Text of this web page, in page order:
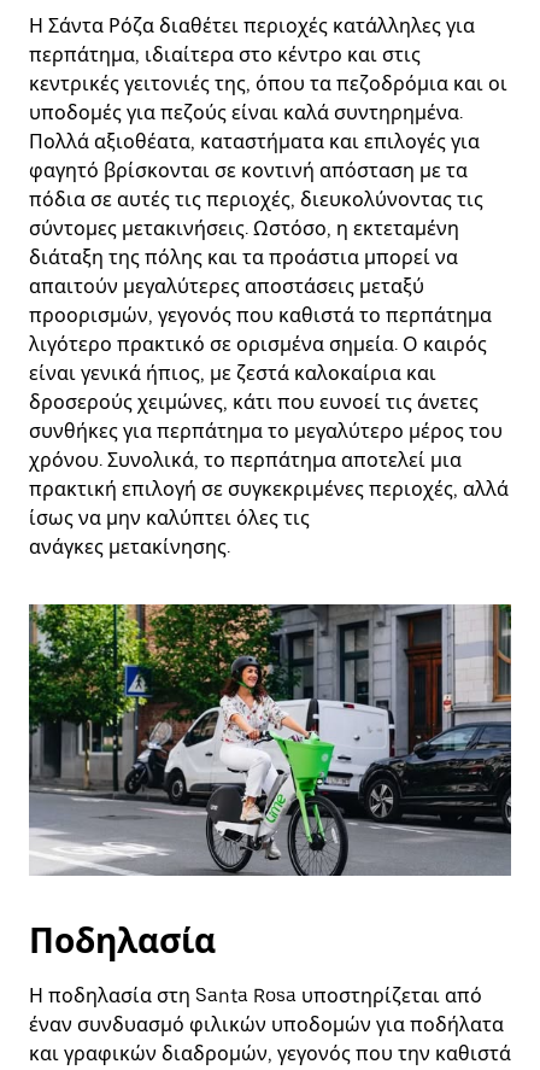
Η Σάντα Ρόζα διαθέτει περιοχές κατάλληλες για
περπάτημα, ιδιαίτερα στο κέντρο και στις
κεντρικές γειτονιές της, όπου τα πεζοδρόμια και οι
υποδομές για πεζούς είναι καλά συντηρημένα.
Πολλά αξιοθέατα, καταστήματα και επιλογές για
φαγητό βρίσκονται σε κοντινή απόσταση με τα
πόδια σε αυτές τις περιοχές, διευκολύνοντας τις
σύντομες μετακινήσεις. Ωστόσο, η εκτεταμένη
διάταξη της πόλης και τα προάστια μπορεί να
απαιτούν μεγαλύτερες αποστάσεις μεταξύ
προορισμών, γεγονός που καθιστά το περπάτημα
λιγότερο πρακτικό σε ορισμένα σημεία. Ο καιρός
είναι γενικά ήπιος, με ζεστά καλοκαίρια και
δροσερούς χειμώνες, κάτι που ευνοεί τις άνετες
συνθήκες για περπάτημα το μεγαλύτερο μέρος του
χρόνου. Συνολικά, το περπάτημα αποτελεί μια
πρακτική επιλογή σε συγκεκριμένες περιοχές, αλλά
ίσως να μην καλύπτει όλες τις
ανάγκες μετακίνησης.
Ποδηλασία
Η ποδηλασία στη Santa Rosa υποστηρίζεται από
έναν συνδυασμό φιλικών υποδομών για ποδήλατα
και γραφικών διαδρομών, γεγονός που την καθιστά